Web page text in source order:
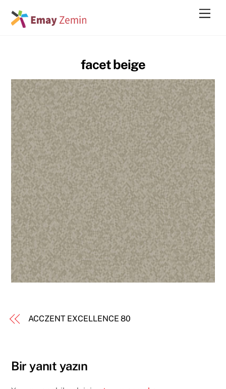
facet beige
ACCZENT EXCELLENCE 80
Bir yanıt yazın